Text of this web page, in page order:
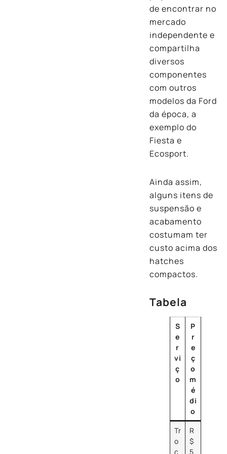
de encontrar no
mercado
independente e
compartilha
diversos
componentes
com outros
modelos da Ford
da época, a
exemplo do
Fiesta e
Ecosport.
Ainda assim,
alguns itens de
suspensão e
acabamento
costumam ter
custo acima dos
hatches
compactos.
Tabela
S
e
r
vi
ç
o
P
r
e
ç
o
m
é
di
o
Tr
o
c
R
$
5